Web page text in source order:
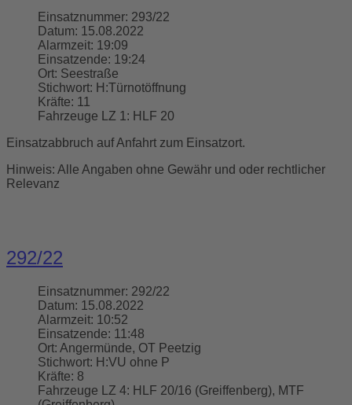
Einsatznummer: 293/22
Datum: 15.08.2022
Alarmzeit: 19:09
Einsatzende: 19:24
Ort: Seestraße
Stichwort: H:Türnotöffnung
Kräfte: 11
Fahrzeuge LZ 1: HLF 20
Einsatzabbruch auf Anfahrt zum Einsatzort.
Hinweis: Alle Angaben ohne Gewähr und oder rechtlicher
Relevanz
292/22
Einsatznummer: 292/22
Datum: 15.08.2022
Alarmzeit: 10:52
Einsatzende: 11:48
Ort: Angermünde, OT Peetzig
Stichwort: H:VU ohne P
Kräfte: 8
Fahrzeuge LZ 4: HLF 20/16 (Greiffenberg), MTF